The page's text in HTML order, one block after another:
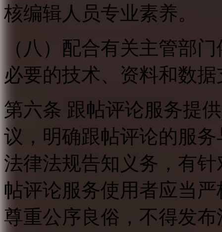
核编辑人员专业素养。
（八）配合有关主管部
必要的技术、资料和数
第六条 跟帖评论服务提
议，明确跟帖评论的服
法律法规告知义务，有
帖评论服务使用者应当
尊重公序良俗，不得发